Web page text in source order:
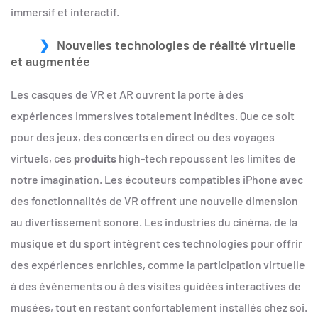
immersif et interactif.
Nouvelles technologies de réalité virtuelle
et augmentée
Les casques de VR et AR ouvrent la porte à des
expériences immersives totalement inédites. Que ce soit
pour des jeux, des concerts en direct ou des voyages
virtuels, ces produits high-tech repoussent les limites de
notre imagination. Les écouteurs compatibles iPhone avec
des fonctionnalités de VR offrent une nouvelle dimension
au divertissement sonore. Les industries du cinéma, de la
musique et du sport intègrent ces technologies pour offrir
des expériences enrichies, comme la participation virtuelle
à des événements ou à des visites guidées interactives de
musées, tout en restant confortablement installés chez soi.